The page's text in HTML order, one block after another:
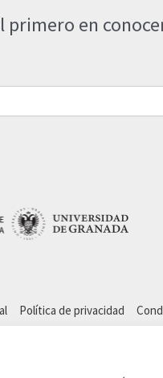
primero en
Política de privacidad